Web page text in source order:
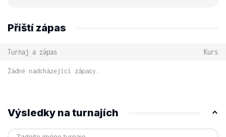
Příští zápas
Turnaj a zápas Kurs
Žádné nadcházející zápasy.
Výsledky na turnajích